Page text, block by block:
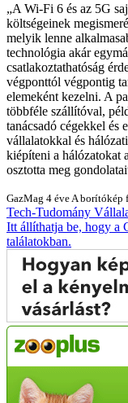
A Wi-Fi 6 és az 5G
költségeinek
melyik lenne
technológia akár
csatlakoztathatóság
végponttól végpontig
elemeként kezelni. A
többféle szállítóval,
tanácsadó cégekkel és
vállalatokkal és
kiépíteni a hálózatokat
osztotta meg
GazMag 4 éve A borítókép
Tech-Tudomány
Itt állíthatja be, hogy a
találatokban.